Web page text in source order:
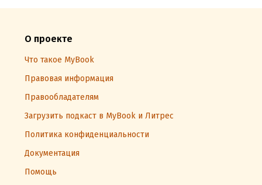
О проекте
Что такое MyBook
Правовая информация
Правообладателям
Загрузить подкаст в MyBook и Литрес
Политика конфиденциальности
Документация
Помощь